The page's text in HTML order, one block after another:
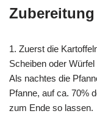
Zubereitung
1. Zuerst die
Scheiben oder
Als nachtes die
Pfanne, auf ca. 70%
zum Ende so lassen.